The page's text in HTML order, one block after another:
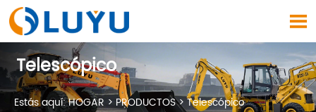

Telescópico
Estás aquí:HOGAR > PRODUCTOS>Telescópico